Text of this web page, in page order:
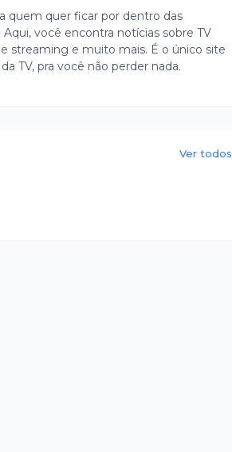
quem quer ficar por dentro das
você encontra notícias sobre TV
streaming e muito mais. É o único site
TV, pra você não perder nada.
Ver todos